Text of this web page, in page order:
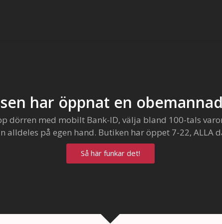
har öppnat en
dörren med mobilt Bank-ID, välja bland 100-tals
alldeles på egen hand. Butiken har öppet 7-22, ALLA
Så här funkar det!